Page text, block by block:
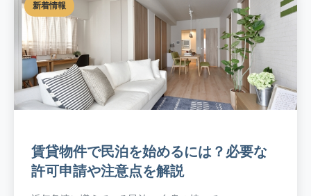
新着情報
賃貸物件で民泊を始めるには？必要な
許可申請や注意点を解説